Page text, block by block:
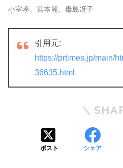
小室孝、宮本麗、毒島冴子
引用元:
https://prtimes.jp/main/
36635.html
ポスト シェア